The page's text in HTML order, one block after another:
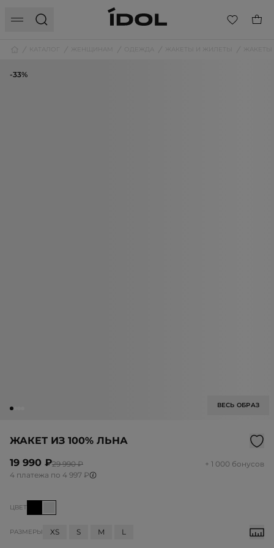
-33%
ВЕСЬ ОБРАЗ
ЖАКЕТ ИЗ 100% ЛЬНА
19 990 ₽29 990 ₽
+ 1 000 бонусов
4 платежа по 4 997 ₽
ЦВЕТ
РАЗМЕРЫ XS S M L